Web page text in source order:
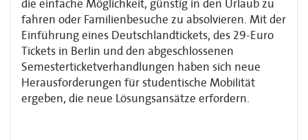
die einfache Möglichkeit, günstig in den Urlaub zu
fahren oder Familienbesuche zu absolvieren. Mit der
Einführung eines Deutschlandtickets, des 29-Euro
Tickets in Berlin und den abgeschlossenen
Semesterticketverhandlungen haben sich neue
Herausforderungen für studentische Mobilität
ergeben, die neue Lösungsansätze erfordern.